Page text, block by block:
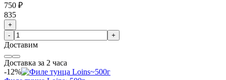
750 ₽
835
+
-
+
Доставим
Доставка за 2 часа
-12%